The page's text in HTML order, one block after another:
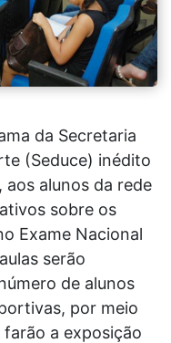
da Secretaria
(Seduce) inédito
aos alunos da rede
sobre os
Exame Nacional
serão
de alunos
por meio
farão a exposição